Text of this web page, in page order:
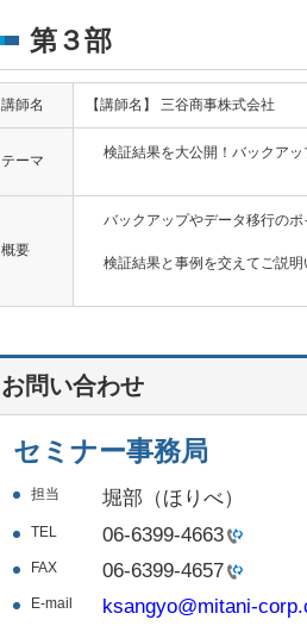
第３部
講師名 【講師名】 三谷商事株式会社
テーマ 検証結果を大公開！バックア
概要
バックアップやデータ移行のポ
検証結果と事例を交えてご説
お問い合わせ
セミナー事務局
担当 堀部（ほりべ）
TEL 06-6399-4663
FAX 06-6399-4657
E-mail ksangyo@mitani-